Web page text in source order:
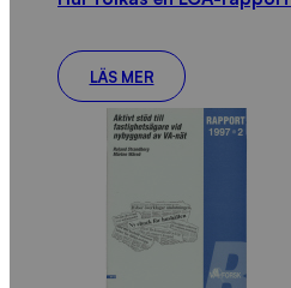
LÄS MER